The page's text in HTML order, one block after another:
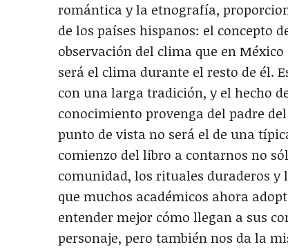
romántica y la etnografía,
de los países hispanos: el concepto
observación del clima que en
será el clima durante el resto de él.
con una larga tradición, y el hecho
conocimiento provenga del padre
punto de vista no será el de una
comienzo del libro a contarnos no
comunidad, los rituales duraderos
que muchos académicos ahora
entender mejor cómo llegan a sus
personaje, pero también nos da la